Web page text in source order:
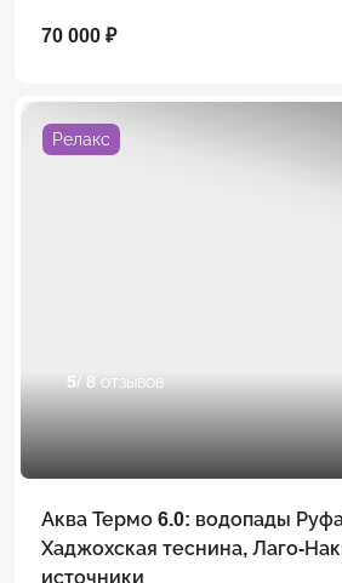
70 000 ₽
Релакс
5/ 8 отзывов
Аква Термо 6.0: водопады
Хаджохская теснина, Лаго-
источники